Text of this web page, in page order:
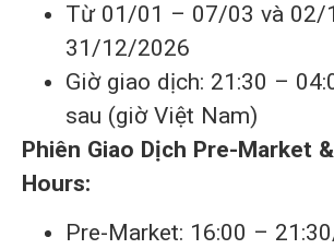
Từ 01/01 – 07/03 và 02/
31/12/2026
Giờ giao dịch: 21:30 –
sau (giờ Việt Nam)
Phiên Giao Dịch Pre-Market
Hours:
Pre-Market: 16:00 –